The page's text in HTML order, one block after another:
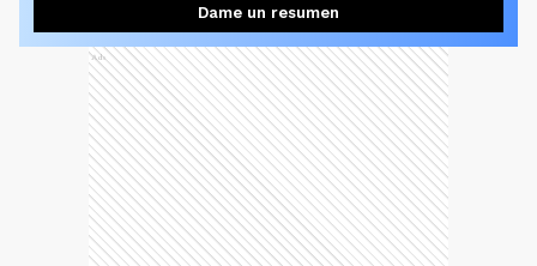
Dame un resumen
Ads